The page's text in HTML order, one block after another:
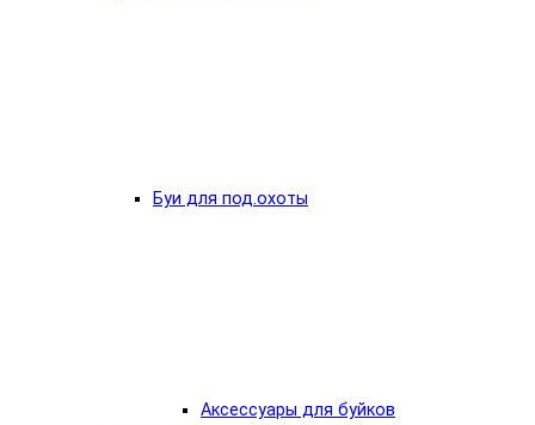
Буи для под.охоты
Аксессуары для буйков